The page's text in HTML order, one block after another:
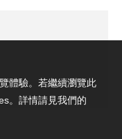
體驗。若繼續瀏覽此
。詳情請見我們的